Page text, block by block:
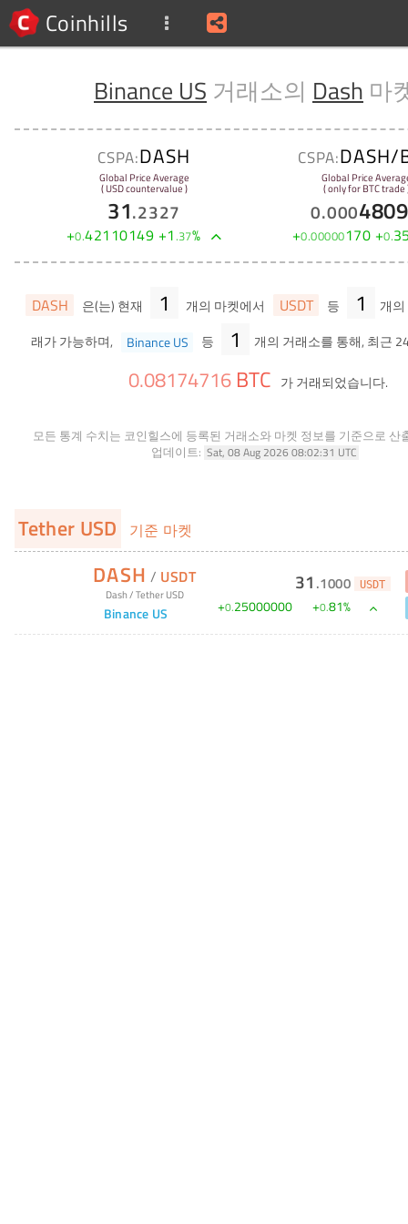
Coinhills
Binance US 거래소의 Dash 마
CSPA:DASH
Global Price Average
( USD countervalue )
31.2327
+0.42110149 +1.37%
CSPA:DASH/
Global Price
( only for BTC trade
0.000
+0.00000170 +0.
DASH 은(는) 현재 1 개의 마켓에서 USDT 등 1
개
래가 가능하며,
Binance US 등 1 개의 거래소를 통해, 최근
0.08174716 BTC 가 거래되었습니다.
모든 통계 수치는 코인힐스에 등록된 거래소와 마켓 정보를 기준으로 산
업데이트: Sat, 08 Aug 2026 08:02:31 UTC
Tether USD 기준 마켓
DASH / USDT
Dash/Tether USD
Binance US
31 .1000 USDT
+0.25000000 +0.81%